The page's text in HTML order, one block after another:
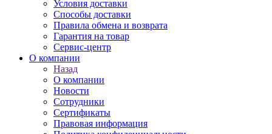
Условия доставки
Способы доставки
Правила обмена и возврата
Гарантия на товар
Сервис-центр
О компании
Назад
О компании
Новости
Сотрудники
Сертификаты
Правовая информация